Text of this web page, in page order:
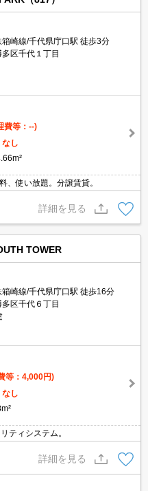
崎線/千代県庁口駅 徒歩3分
区千代１丁目
費等：--)
なし
、使い放題。分譲賃貸。
詳細を見る
TOWER
崎線/千代県庁口駅 徒歩16分
区千代６丁目
等：4,000円)
なし
ティシステム。
詳細を見る